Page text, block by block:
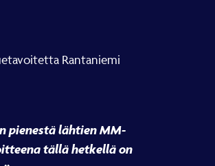
Rantaniemi
pienestä lähtien MM-
tällä hetkellä on